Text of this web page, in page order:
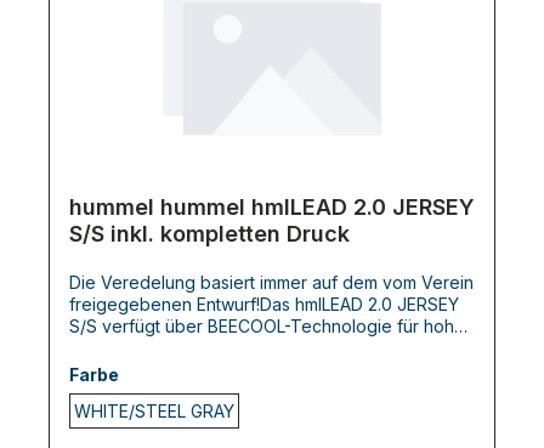
hummel hummel hmlLEAD 2.0 JERSEY
S/S inkl. kompletten Druck
Die Veredelung basiert immer auf dem vom Verein
freigegebenen Entwurf!Das hmlLEAD 2.0 JERSEY
S/S verfügt über BEECOOL-Technologie für hohe
Shirt ist in einer regulären Passform gestaltet und
sorgt für Komfort und Leistung bei jeder Aktivität.
Chevrons auf den Schultern und das hummel-
Logo auf der Brust vervollständigen den Look.
Farbe
WHITE/STEEL GRAY